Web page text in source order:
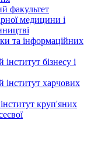
факультет
медицини і
та інформаційних
бізнесу і
інститут харчових
круп'яних